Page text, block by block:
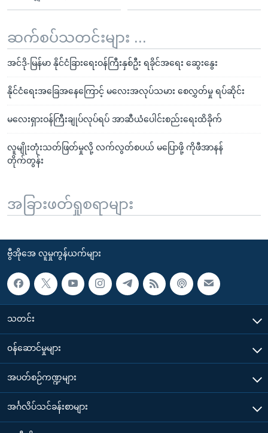
ဆက်စပ်သတင်းများ ...
အင်ဒို-မြန်မာ နိုင်ငံခြားရေးဝန်ကြီးနှစ်ဦး ရခိုင်အရေး ဆွေးနွေး
နိုင်ငံရေးအခြေအနေကြောင့် မလေးအလုပ်သမား စေလွှတ်မှု ရပ်ဆိုင်း
မလေးရှားဝန်ကြီးချုပ်လုပ်ရပ် အာဆီယံပေါင်းစည်းရေးထိခိုက်
လူမျိုးတုံးသတ်ဖြတ်မှုလို့ လက်လွတ်စပယ် မပြောဖို့ ကိုဖီအာနန်
တိုက်တွန်း
အခြားဖတ်ရှုစရာများ
ဗွီအိုအေ လူမှုကွန်ယက်များ
သတင်း
၀န်ဆောင်မှုများ
အပတ်စဉ်ကဏ္ဍများ
အင်္ဂလိပ်သင်ခန်းစာများ